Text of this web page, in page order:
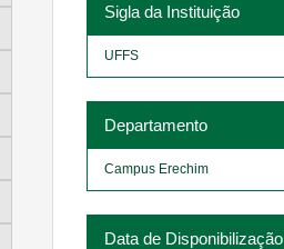
Sigla da Instituição
UFFS
Departamento
Campus Erechim
Data de Disponibilização